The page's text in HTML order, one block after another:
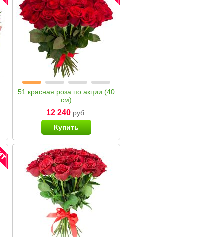
51 красная роза по акции (40
см)
12 240 руб.
Купить